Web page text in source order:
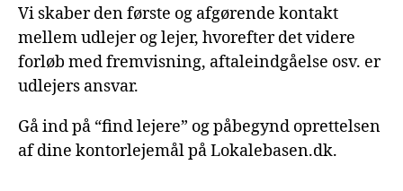
Vi skaber den første og afgørende kontakt
mellem udlejer og lejer, hvorefter det videre
forløb med fremvisning, aftaleindgåelse osv. er
udlejers ansvar.
Gå ind på “find lejere” og påbegynd oprettelsen
af dine kontorlejemål på Lokalebasen.dk.